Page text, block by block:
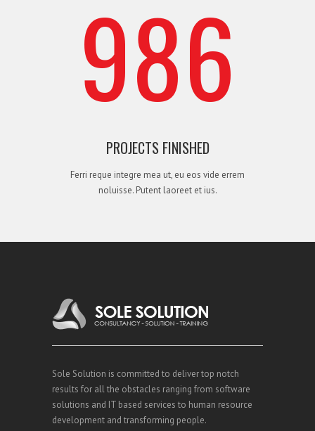
986
PROJECTS FINISHED
Ferri reque integre mea ut, eu eos vide errem
noluisse. Putent laoreet et ius.
Sole Solution is committed to deliver top notch
results for all the obstacles ranging from software
solutions and IT based services to human resource
development and transforming people.